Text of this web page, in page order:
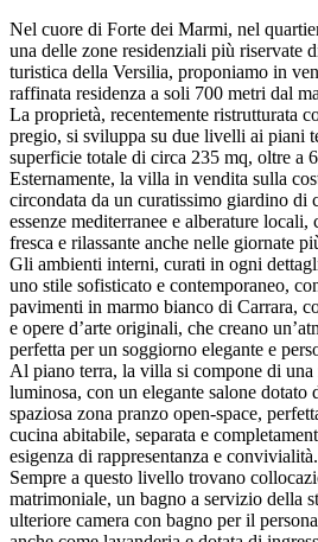
Nel cuore di Forte dei Marmi, nel
una delle zone residenziali più riservate
turistica della Versilia, proponiamo in
raffinata residenza a soli 700 metri dal
La proprietà, recentemente ristrutturata
pregio, si sviluppa su due livelli ai piani
superficie totale di circa 235 mq, oltre a
Esternamente, la villa in vendita sulla
circondata da un curatissimo giardino di
essenze mediterranee e alberature locali,
fresca e rilassante anche nelle giornate
Gli ambienti interni, curati in ogni
uno stile sofisticato e contemporaneo,
pavimenti in marmo bianco di Carrara,
e opere d’arte originali, che creano
perfetta per un soggiorno elegante e
Al piano terra, la villa si compone di una
luminosa, con un elegante salone dotato
spaziosa zona pranzo open-space,
cucina abitabile, separata e
esigenza di rappresentanza e convivialità.
Sempre a questo livello trovano
matrimoniale, un bagno a servizio della
ulteriore camera con bagno per il